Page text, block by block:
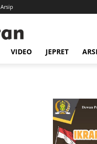
Arsip
VIDEO JEPRET